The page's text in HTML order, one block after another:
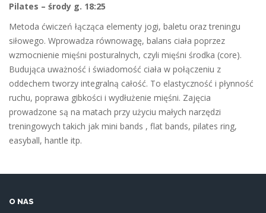
Pilates – środy g. 18:25
Metoda ćwiczeń łącząca elementy jogi, baletu oraz treningu
siłowego. Wprowadza równowagę, balans ciała poprzez
wzmocnienie mięśni posturalnych, czyli mięśni środka (core).
Budująca uważność i świadomość ciała w połączeniu z
oddechem tworzy integralną całość. To elastyczność i płynność
ruchu, poprawa gibkości i wydłużenie mięśni. Zajęcia
prowadzone są na matach przy użyciu małych narzędzi
treningowych takich jak mini bands , flat bands, pilates ring,
easyball, hantle itp.
O NAS